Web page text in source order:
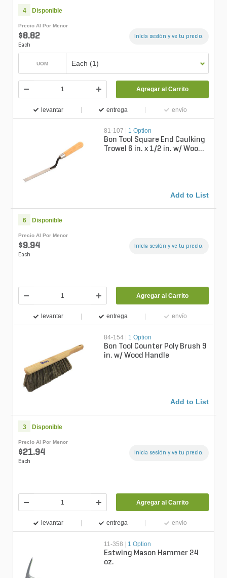
4 Disponible
Precio Al Por Menor
$8.82
Each
Inicia sesión y ve tu precio.
UOM Each (1)
Agregar al Carrito
levantar entrega envío
81-107 1 Option
Bon Tool Square End Caulking
Trowel 6 in. x 1/2 in. w/ Wood
Add to List
6 Disponible
Precio Al Por Menor
$9.94
Each
Inicia sesión y ve tu precio.
Agregar al Carrito
levantar entrega envío
84-154 | 1 Option
Bon Tool Counter Poly Brush 9
in. w/ Wood Handle
Add to List
3 Disponible
Precio Al Por Menor
$21.94
Each
Inicia sesión y ve tu precio.
Agregar al Carrito
levantar entrega envío
11-358 | 1 Option
Estwing Mason Hammer 24
oz.